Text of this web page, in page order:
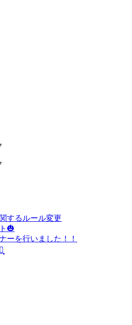
するルール変更
🎃
ーを行いました！！